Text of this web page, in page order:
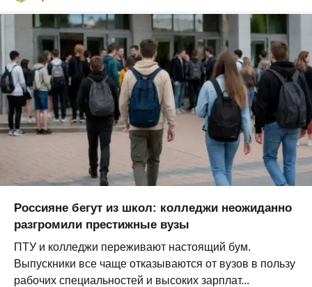
Россияне бегут из школ: колледжи неожиданно
разгромили престижные вузы
ПТУ и колледжи переживают настоящий бум.
Выпускники все чаще отказываются от вузов в пользу
рабочих специальностей и высоких зарплат...